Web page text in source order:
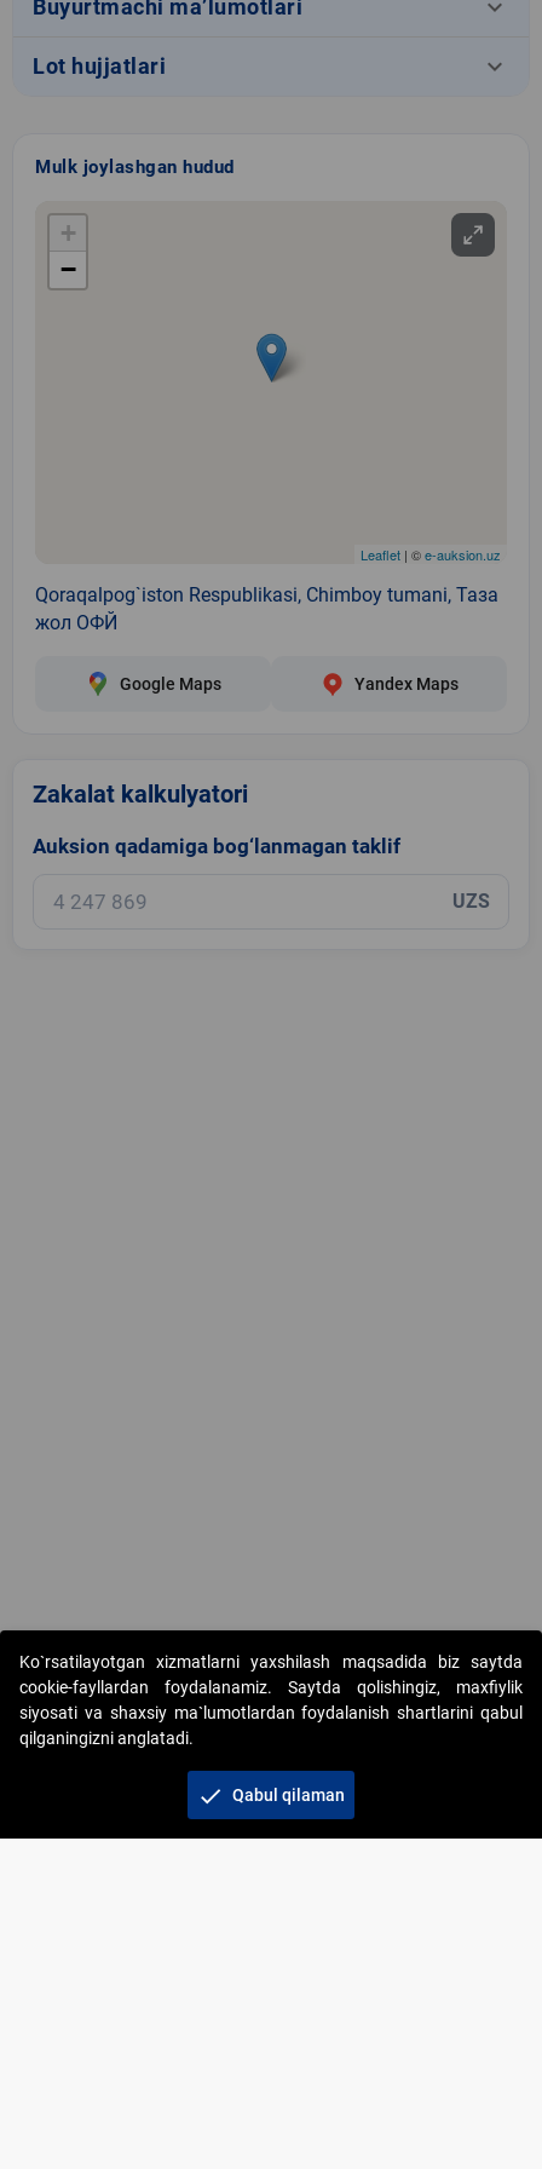
Buyurtmachi ma’lumotlari keyboard_arrow_down
Lot hujjatlari keyboard_arrow_down
Mulk joylashgan hudud
+
−
Leaflet | ©e-auksion.uz
Qoraqalpog`iston Respublikasi, Chimboy tumani, Таза
жол ОФЙ
Google Maps Yandex Maps
Zakalat kalkulyatori
Auksion qadamiga bog‘lanmagan taklif
UZS
Copyright © 2017-2026. "Elektron onlayn-auksionlarni
tashkil etish" AJ. Barcha huquqlar himoyalangan
Ko`rsatilayotgan xizmatlarni yaxshilash maqsadida biz saytda
cookie-fayllardan foydalanamiz. Saytda qolishingiz, maxfiylik
siyosati va shaxsiy ma`lumotlardan foydalanish shartlarini qabul
qilganingizni anglatadi.
check Qabul qilaman